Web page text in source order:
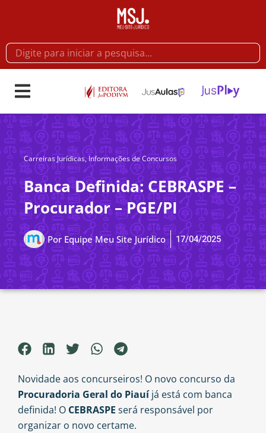
Carreiras Jurídicas,Informações de Concursos
Banca Definida: CEBRASPE –
Procurador – PGE/PI
Por Equipe Meu Site Jurídico 17/04/2025
Novidade aos concurseiros! O novo concurso da
Procuradoria Geral do Piauíjá está com banca
definida! O CEBRASPE será responsável por
organizar o novo certame.